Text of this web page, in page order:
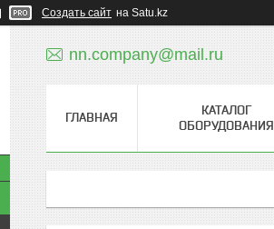
Создать сайт на Satu.kz
nn.company@mail.ru
ГЛАВНАЯ
КАТАЛОГ
ОБОРУДОВАНИЯ